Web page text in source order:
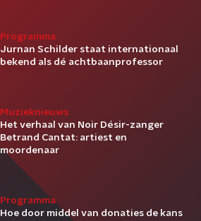
Programma
Jurnan Schilder staat internationaal
bekend als dé achtbaanprofessor
Muzieknieuws
Het verhaal van Noir Désir-zanger
Betrand Cantat: artiest en
moordenaar
Programma
Hoe door middel van donaties de kans